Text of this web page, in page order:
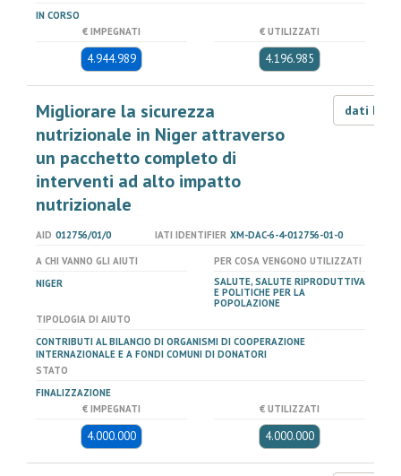
IN CORSO
€ IMPEGNATI
4.944.989
€ UTILIZZATI
4.196.985
Migliorare la sicurezza
nutrizionale in Niger attraverso
un pacchetto completo di
interventi ad alto impatto
nutrizionale
dati LOD
AID 012756/01/0 IATI IDENTIFIER XM-DAC-6-4-012756-01-0
A CHI VANNO GLI AIUTI
NIGER
PER COSA VENGONO UTILIZZATI
SALUTE, SALUTE RIPRODUTTIVA
E POLITICHE PER LA
POPOLAZIONE
TIPOLOGIA DI AIUTO
CONTRIBUTI AL BILANCIO DI ORGANISMI DI COOPERAZIONE
INTERNAZIONALE E A FONDI COMUNI DI DONATORI
STATO
FINALIZZAZIONE
€ IMPEGNATI
4.000.000
€ UTILIZZATI
4.000.000